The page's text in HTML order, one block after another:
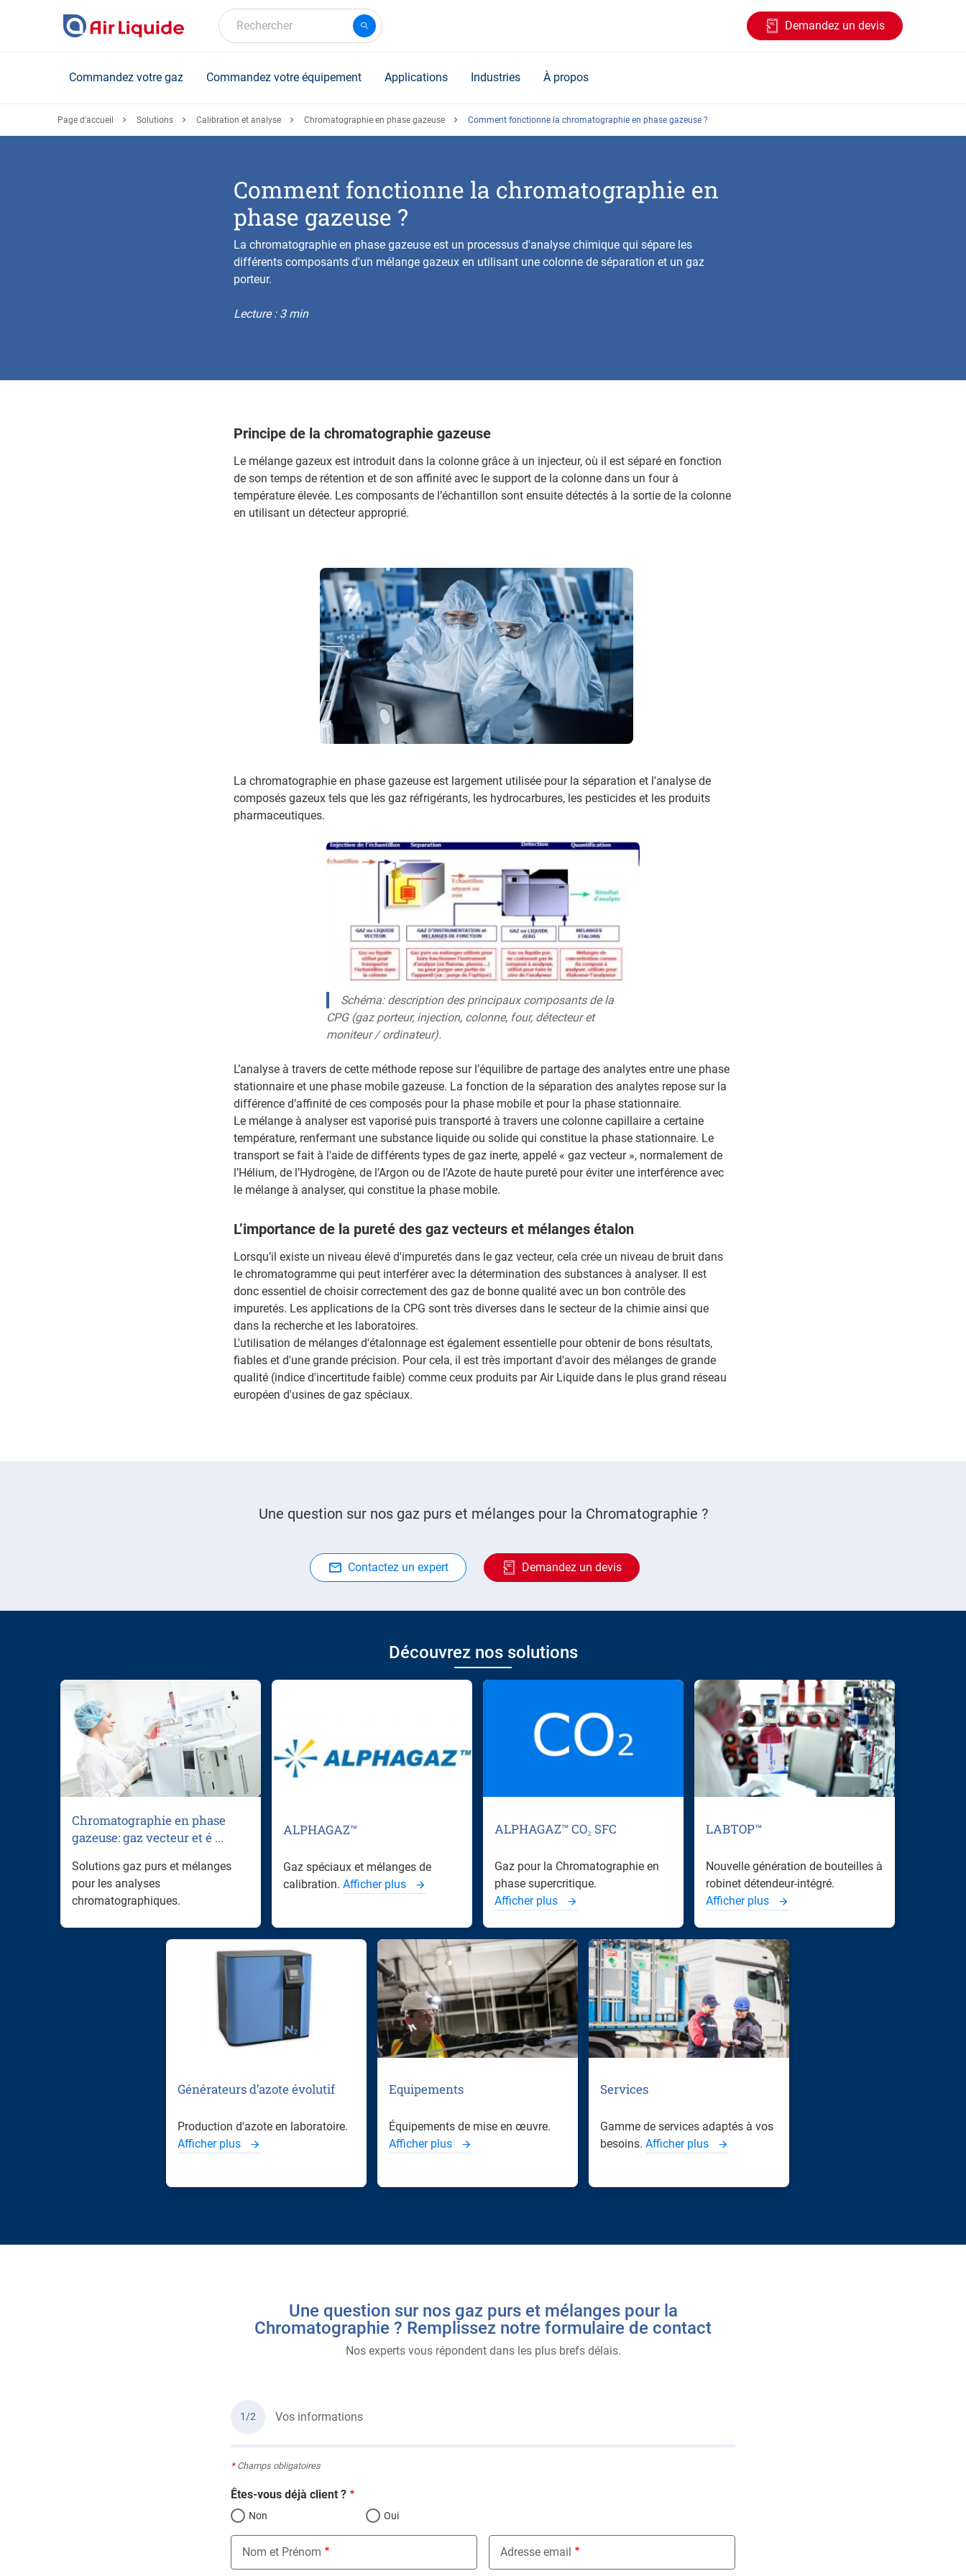
Rechercher Demandez un devis
Commandez votre gaz Commandez votre équipement Applications Industries À propos
Page d'accueil Solutions Calibration et analyse Chromatographie en phase gazeuse Comment fonctionne la chromatographie en phase gazeuse ?
Comment fonctionne la chromatographie en
phase gazeuse ?
La chromatographie en phase gazeuse est un processus d'analyse chimique qui sépare les
différents composants d'un mélange gazeux en utilisant une colonne de séparation et un gaz
porteur.
Lecture : 3 min
Principe de la chromatographie gazeuse
Le mélange gazeux est introduit dans la colonne grâce à un injecteur, où il est séparé en fonction
de son temps de rétention et de son affinité avec le support de la colonne dans un four à
température élevée. Les composants de l’échantillon sont ensuite détectés à la sortie de la colonne
en utilisant un détecteur approprié.
La chromatographie en phase gazeuse est largement utilisée pour la séparation et l'analyse de
composés gazeux tels que les gaz réfrigérants, les hydrocarbures, les pesticides et les produits
pharmaceutiques.
Schéma: description des principaux composants de la
CPG (gaz porteur, injection, colonne, four, détecteur et
moniteur / ordinateur).
L’analyse à travers de cette méthode repose sur l’équilibre de partage des analytes entre une phase
stationnaire et une phase mobile gazeuse. La fonction de la séparation des analytes repose sur la
différence d’affinité de ces composés pour la phase mobile et pour la phase stationnaire.
Le mélange à analyser est vaporisé puis transporté à travers une colonne capillaire a certaine
température, renfermant une substance liquide ou solide qui constitue la phase stationnaire. Le
transport se fait à l'aide de différents types de gaz inerte, appelé « gaz vecteur », normalement de
l’Hélium, de l’Hydrogène, de l’Argon ou de l’Azote de haute pureté pour éviter une interférence avec
le mélange à analyser, qui constitue la phase mobile.
L’importance de la pureté des gaz vecteurs et mélanges étalon
Lorsqu’il existe un niveau élevé d'impuretés dans le gaz vecteur, cela crée un niveau de bruit dans
le chromatogramme qui peut interférer avec la détermination des substances à analyser. Il est
donc essentiel de choisir correctement des gaz de bonne qualité avec un bon contrôle des
impuretés. Les applications de la CPG sont très diverses dans le secteur de la chimie ainsi que
dans la recherche et les laboratoires.
L'utilisation de mélanges d'étalonnage est également essentielle pour obtenir de bons résultats,
fiables et d'une grande précision. Pour cela, il est très important d'avoir des mélanges de grande
qualité (indice d'incertitude faible) comme ceux produits par Air Liquide dans le plus grand réseau
européen d'usines de gaz spéciaux.
Une question sur nos gaz purs et mélanges pour la Chromatographie ?
Contactez un expert Demandez un devis
Découvrez nos solutions
Chromatographie en phase
gazeuse: gaz vecteur et é ...
Solutions gaz purs et mélanges
pour les analyses
chromatographiques.
ALPHAGAZ™
Gaz spéciaux et mélanges de
calibration. Afficher plus
ALPHAGAZ™ CO₂ SFC
Gaz pour la Chromatographie en
phase supercritique.
Afficher plus
LABTOP™
Nouvelle génération de bouteilles à
robinet détendeur-intégré.
Afficher plus
Générateurs d’azote évolutif
Production d'azote en laboratoire.
Afficher plus
Equipements
Équipements de mise en œuvre.
Afficher plus
Services
Gamme de services adaptés à vos
besoins. Afficher plus
Une question sur nos gaz purs et mélanges pour la
Chromatographie ? Remplissez notre formulaire de contact
Nos experts vous répondent dans les plus brefs délais.
1/2 Vos informations
*Champs obligatoires
Êtes-vous déjà client ?
Non Oui
Nom et Prénom Adresse email